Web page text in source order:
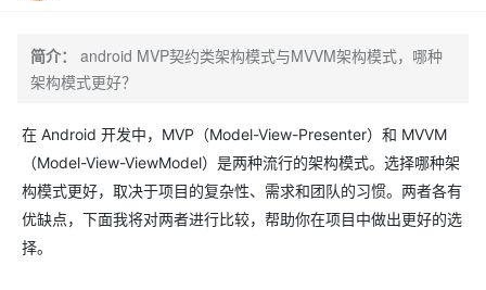
简介：
android MVP契约类架构模式与MVVM架构模式，哪种
架构模式更好？
在 Android 开发中，MVP（Model-View-Presenter）和 MVVM
（Model-View-ViewModel）是两种流行的架构模式。选择哪种架
构模式更好，取决于项目的复杂性、需求和团队的习惯。两者各有
优缺点，下面我将对两者进行比较，帮助你在项目中做出更好的选
择。